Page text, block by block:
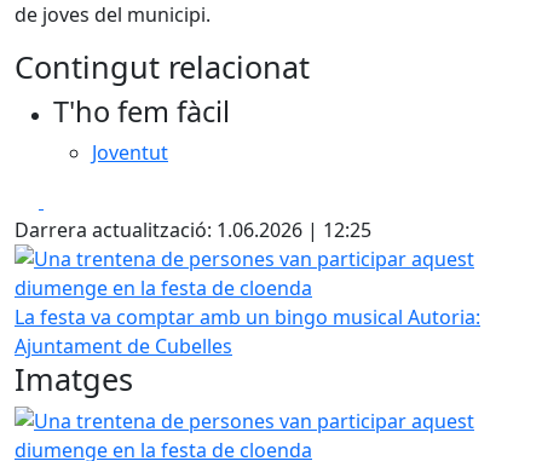
de joves del municipi.
Contingut relacionat
T'ho fem fàcil
Joventut
Darrera actualització: 1.06.2026 | 12:25
Una trentena de persones van participar aquest
La festa va comptar amb un bingo musical Autoria:
Ajuntament de Cubelles
Imatges
Una trentena de persones van participar aquest